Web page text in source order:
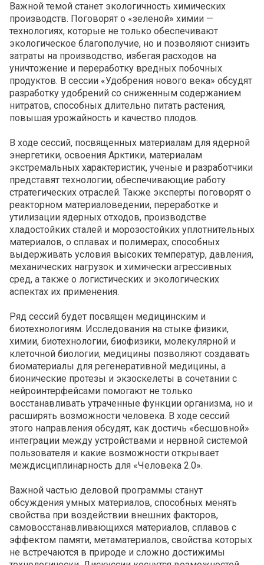
Важной темой станет экологичность химических
производств. Поговорят о «зеленой» химии —
технологиях, которые не только обеспечивают
экологическое благополучие, но и позволяют снизить
затраты на производство, избегая расходов на
уничтожение и переработку вредных побочных
продуктов. В сессии «Удобрения нового века» обсудят
разработку удобрений со сниженным содержанием
нитратов, способных длительно питать растения,
повышая урожайность и качество плодов.
В ходе сессий, посвященных материалам для ядерной
энергетики, освоения Арктики, материалам
экстремальных характеристик, ученые и разработчики
представят технологии, обеспечивающие работу
стратегических отраслей. Также эксперты поговорят о
реакторном материаловедении, переработке и
утилизации ядерных отходов, производстве
хладостойких сталей и морозостойких уплотнительных
материалов, о сплавах и полимерах, способных
выдерживать условия высоких температур, давления,
механических нагрузок и химически агрессивных
сред, а также о логистических и экологических
аспектах их применения.
Ряд сессий будет посвящен медицинским и
биотехнологиям. Исследования на стыке физики,
химии, биотехнологии, биофизики, молекулярной и
клеточной биологии, медицины позволяют создавать
биоматериалы для регенеративной медицины, а
бионические протезы и экзоскелеты в сочетании с
нейроинтерфейсами помогают не только
восстанавливать утраченные функции организма, но и
расширять возможности человека. В ходе сессий
этого направления обсудят, как достичь «бесшовной»
интеграции между устройствами и нервной системой
пользователя и какие возможности открывает
междисциплинарность для «Человека 2.0».
Важной частью деловой программы станут
обсуждения умных материалов, способных менять
свойства при воздействии внешних факторов,
самовосстанавливающихся материалов, сплавов с
эффектом памяти, метаматериалов, свойства которых
не встречаются в природе и сложно достижимы